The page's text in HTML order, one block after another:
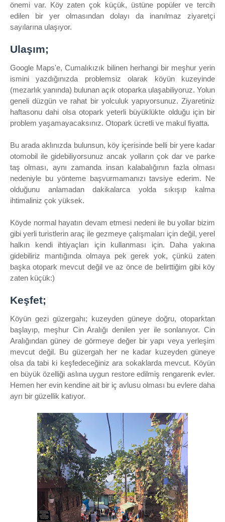
önemi var. Köy zaten çok küçük, üstüne popüler ve tercih
edilen bir yer olmasından dolayı da inanılmaz ziyaretçi
sayılarına ulaşıyor.
Ulaşım;
Google Maps'e, Cumalıkızık bilinen herhangi bir meşhur yerin
ismini yazdığınızda problemsiz olarak köyün kuzeyinde
(mezarlık yanında) bulunan açık otoparka ulaşabiliyoruz. Yolun
geneli düzgün ve rahat bir yolculuk yapıyorsunuz. Ziyaretiniz
haftasonu dahi olsa otopark yeterli büyüklükte olduğu için bir
problem yaşamayacaksınız. Otopark ücretli ve makul fiyatta.
Bu arada aklınızda bulunsun, köy içerisinde belli bir yere kadar
otomobil ile gidebiliyorsunuz ancak yolların çok dar ve parke
taş olması, aynı zamanda insan kalabalığının fazla olması
nedeniyle bu yönteme başvurmamanızı tavsiye ederim. Ne
olduğunu anlamadan dakikalarca yolda sıkışıp kalma
ihtimaliniz çok yüksek.
Köyde normal hayatın devam etmesi nedeni ile bu yollar bizim
gibi yerli turistlerin araç ile gezmeye çalışmaları için değil, yerel
halkın kendi ihtiyaçları için kullanması için. Daha yakına
gidebiliriz mantığında olmaya pek gerek yok, çünkü zaten
başka otopark mevcut değil ve az önce de belirttiğim gibi köy
zaten küçük:)
Keşfet;
Köyün gezi güzergahı; kuzeyden güneye doğru, otoparktan
başlayıp, meşhur Cin Aralığı denilen yer ile sonlanıyor. Cin
Aralığından güney de görmeye değer bir yapı veya yerleşim
mevcut değil. Bu güzergah her ne kadar kuzeyden güneye
olsa da tabi ki keşfedeceğiniz ara sokaklarda mevcut. Köyün
en büyük özelliği aslına uygun restore edilmiş rengarenk evler.
Hemen her evin kendine ait bir iç avlusu olması bu evlere daha
ayrı bir güzellik katıyor.